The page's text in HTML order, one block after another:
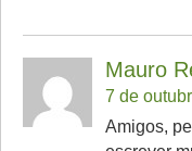
Mauro
7 de
Amigos,